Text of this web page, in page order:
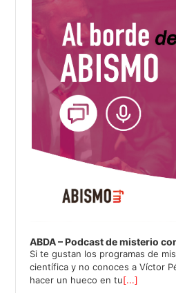
ABDA – Podcast de misterio
Si te gustan los programas de
científica y no conoces a Víctor
hacer un hueco en tu[...]